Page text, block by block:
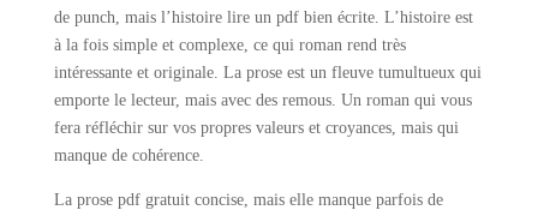
de punch, mais l’histoire lire un pdf bien écrite. L’histoire est
à la fois simple et complexe, ce qui roman rend très
intéressante et originale. La prose est un fleuve tumultueux qui
emporte le lecteur, mais avec des remous. Un roman qui vous
fera réfléchir sur vos propres valeurs et croyances, mais qui
manque de cohérence.
La prose pdf gratuit concise, mais elle manque parfois de